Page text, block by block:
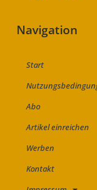
Navigation
Start
Abo
Artikel einreichen
Werben
Kontakt